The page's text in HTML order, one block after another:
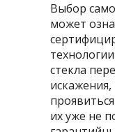
Выбор
может
стекла
их уже не